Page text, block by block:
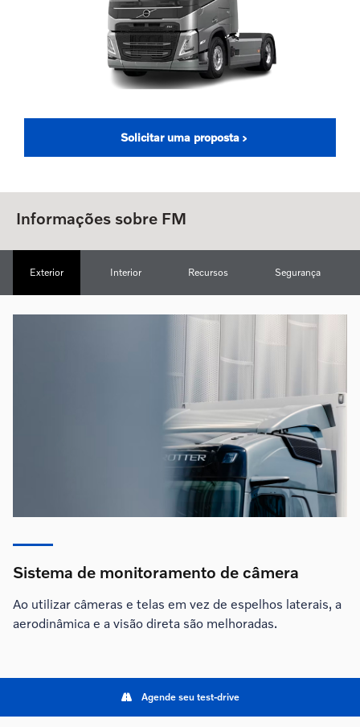
Solicitar uma proposta
Informações sobre FM
Exterior Interior Recursos Segurança
Sistema de monitoramento de câmera
Ao utilizar câmeras e telas em vez de espelhos laterais, a
aerodinâmica e a visão direta são melhoradas.
Agende seu test-drive